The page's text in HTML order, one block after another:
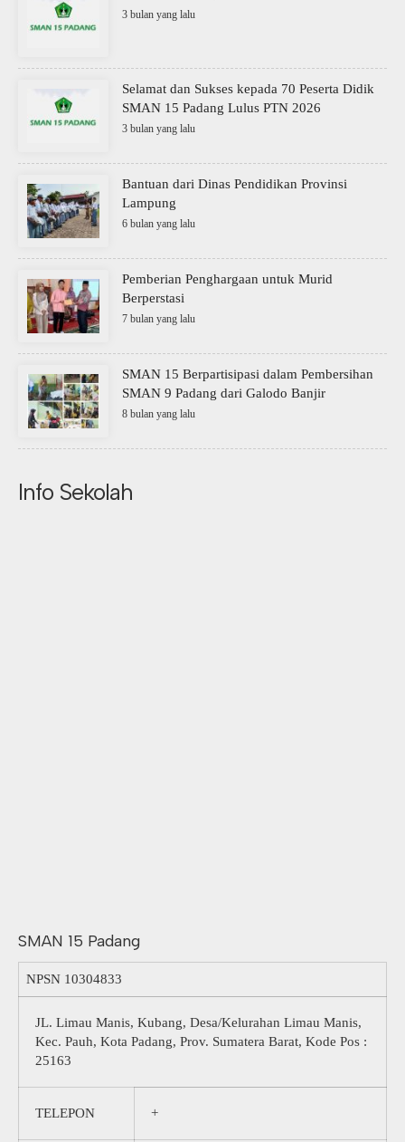
3 bulan yang lalu
Selamat dan Sukses kepada 70 Peserta Didik
SMAN 15 Padang Lulus PTN 2026
3 bulan yang lalu
Bantuan dari Dinas Pendidikan Provinsi
Lampung
6 bulan yang lalu
Pemberian Penghargaan untuk Murid
Berperstasi
7 bulan yang lalu
SMAN 15 Berpartisipasi dalam Pembersihan
SMAN 9 Padang dari Galodo Banjir
8 bulan yang lalu
Info Sekolah
SMAN 15 Padang
NPSN 10304833
JL. Limau Manis, Kubang, Desa/Kelurahan Limau Manis,
Kec. Pauh, Kota Padang, Prov. Sumatera Barat, Kode Pos :
25163
TELEPON +